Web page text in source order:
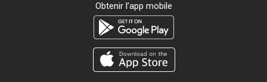
Obtenir l’app mobile